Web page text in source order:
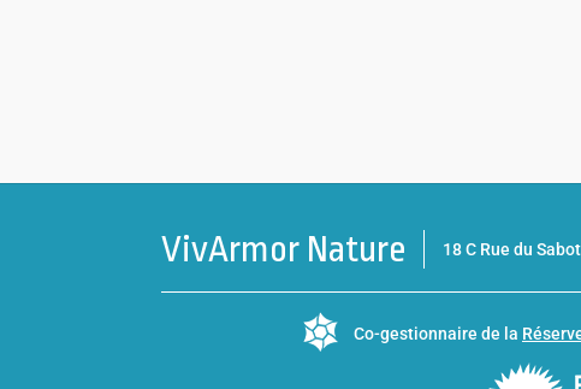
VivArmor Nature 18 C Rue du
Co-gestionnaire de la